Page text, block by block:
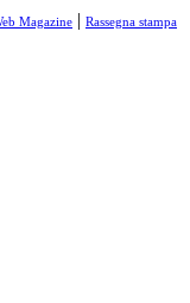
Magazine | Rassegna stampa